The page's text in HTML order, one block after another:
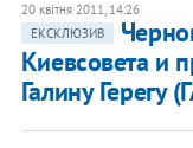
20 квітня 2011, 14:26
ЕКСКЛЮЗИВ
Киевсовета и
Галину Герегу